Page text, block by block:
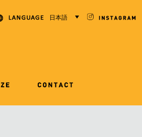
日本語